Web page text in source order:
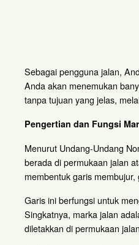
Sebagai pengguna jalan,
Anda akan menemukan
tanpa tujuan yang jelas,
Pengertian dan Fungsi
Menurut Undang-Undang
berada di permukaan jalan
membentuk garis
Garis ini berfungsi untuk
Singkatnya, marka jalan
diletakkan di permukaan